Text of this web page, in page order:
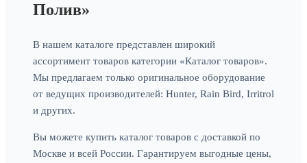
Полив»
В нашем каталоге представлен широкий
ассортимент товаров категории «Каталог товаров».
Мы предлагаем только оригинальное оборудование
от ведущих производителей: Hunter, Rain Bird, Irritrol
и других.
Вы можете купить каталог товаров с доставкой по
Москве и всей России. Гарантируем выгодные цены,